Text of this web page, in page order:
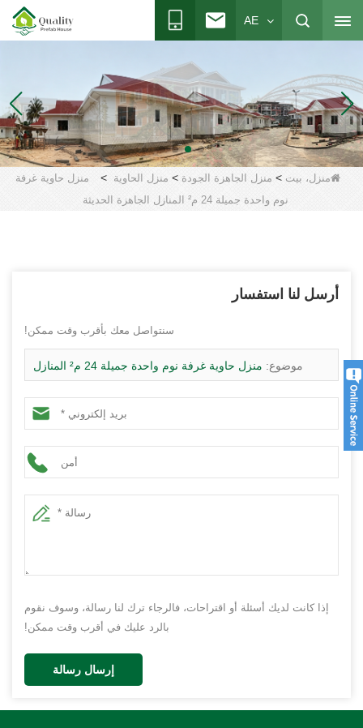
AE
منزل، بيت > منزل الجاهزة الجودة > منزل الحاوية >
منزل حاوية غرفة
نوم واحدة جميلة 24 م² المنازل الجاهزة الحديثة
أرسل لنا استفسار
سنتواصل معك بأقرب وقت ممكن!
موضوع: منزل حاوية غرفة نوم واحدة جميلة 24 م² المنازل
الجاهزة الحديثة
إذا كانت لديك أسئلة أو اقتراحات، فالرجاء ترك لنا رسالة، وسوف نقوم
بالرد عليك في أقرب وقت ممكن!
إرسال رسالة